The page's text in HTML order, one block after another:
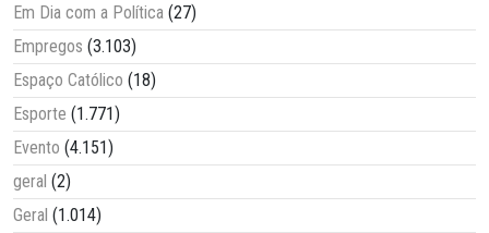
Em Dia com a Política (27)
Empregos (3.103)
Espaço Católico (18)
Esporte (1.771)
Evento (4.151)
geral (2)
Geral (1.014)